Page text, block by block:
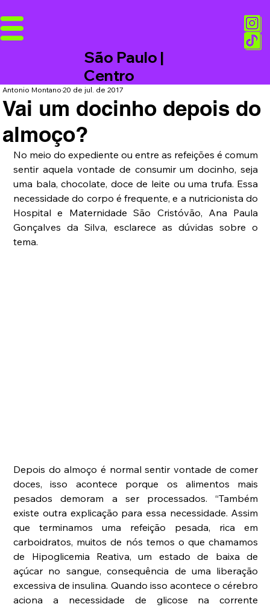
São Paulo |
Centro
Vai um docinho depois do
almoço?
Antonio Montano20 de jul. de 2017
No meio do expediente ou entre as refeições é comum
sentir aquela vontade de consumir um docinho, seja
uma bala, chocolate, doce de leite ou uma trufa. Essa
necessidade do corpo é frequente, e a nutricionista do
Hospital e Maternidade São Cristóvão, Ana Paula
Gonçalves da Silva, esclarece as dúvidas sobre o
tema.
Depois do almoço é normal sentir vontade de comer
doces, isso acontece porque os alimentos mais
pesados demoram a ser processados. “Também
existe outra explicação para essa necessidade. Assim
que terminamos uma refeição pesada, rica em
carboidratos, muitos de nós temos o que chamamos
de Hipoglicemia Reativa, um estado de baixa de
açúcar no sangue, consequência de uma liberação
excessiva de insulina. Quando isso acontece o cérebro
aciona a necessidade de glicose na corrente